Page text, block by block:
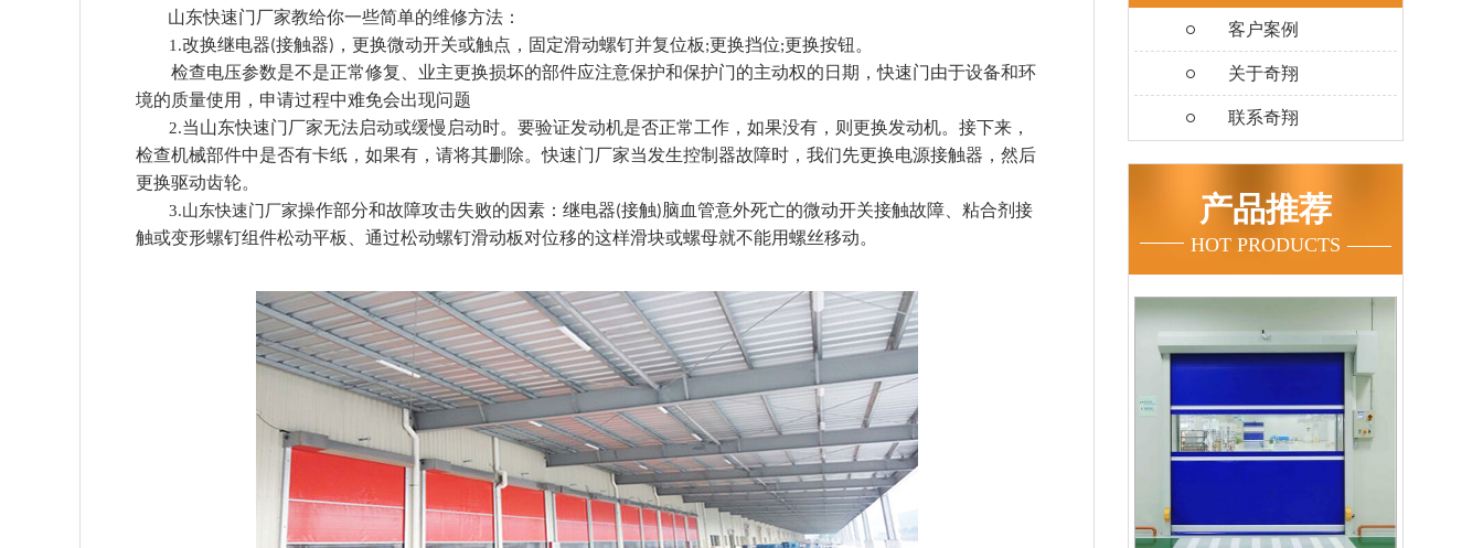
山东快速门厂家教给你一些简单的维修方法：
1.改换继电器(接触器) ，更换微动开关或触点，固定滑动螺钉并复位板;更换挡位;更换按钮。
检查电压参数是不是正常修复、业主更换损坏的部件应注意保护和保护门的主动权的日期，快速门由于设备和环
境的质量使用，申请过程中难免会出现问题
2.当山东快速门厂家无法启动或缓慢启动时。要验证发动机是否正常工作，如果没有，则更换发动机。接下来，
检查机械部件中是否有卡纸，如果有，请将其删除。快速门厂家当发生控制器故障时，我们先更换电源接触器，然后
更换驱动齿轮。
3.山东快速门厂家操作部分和故障攻击失败的因素：继电器(接触)脑血管意外死亡的微动开关接触故障、粘合剂接
触或变形螺钉组件松动平板、通过松动螺钉滑动板对位移的这样滑块或螺母就不能用螺丝移动。
客户案例
关于奇翔
联系奇翔
产品推荐
HOT PRODUCTS